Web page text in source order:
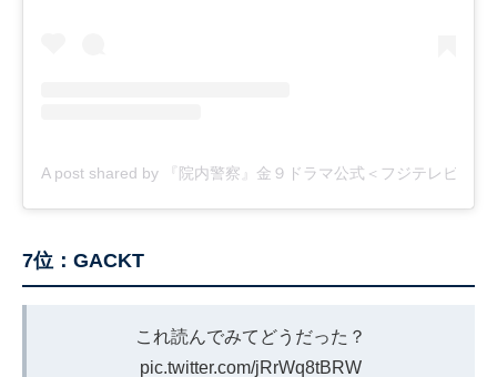
A post shared by 『院内警察』金９ドラマ公式＜フジテレビ＞
7位：GACKT
これ読んでみてどうだった？
pic.twitter.com/jRrWq8tBRW